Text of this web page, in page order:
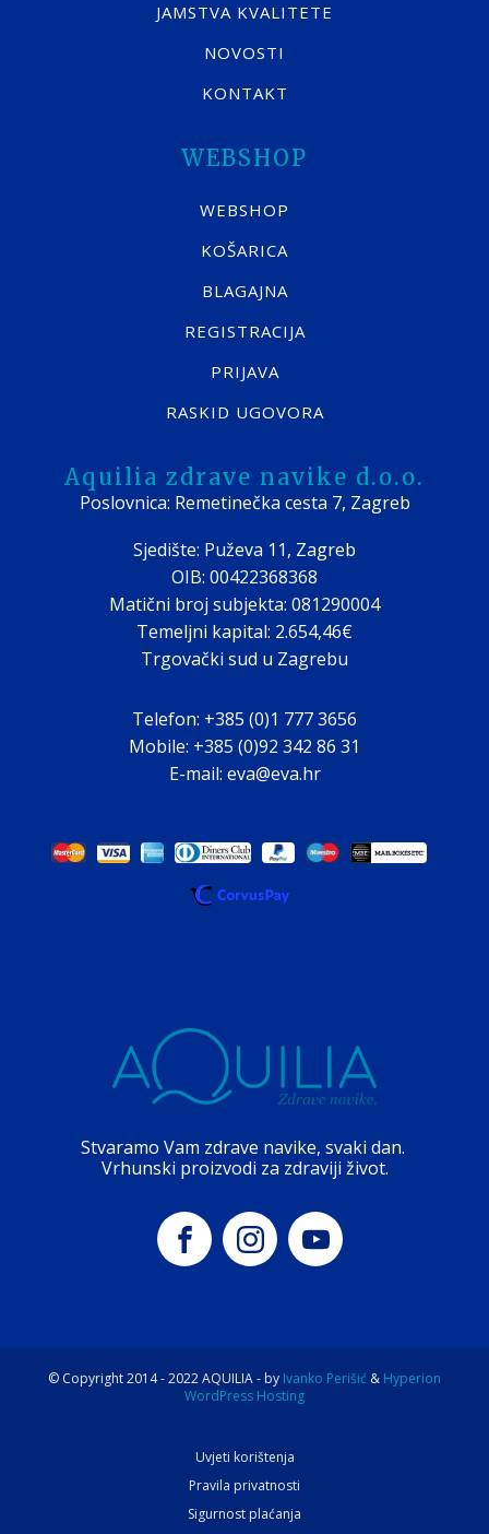
JAMSTVA KVALITETE
NOVOSTI
KONTAKT
WEBSHOP
WEBSHOP
KOŠARICA
BLAGAJNA
REGISTRACIJA
PRIJAVA
RASKID UGOVORA
Aquilia zdrave navike d.o.o.
Poslovnica: Remetinečka cesta 7, Zagreb
Sjedište: Puževa 11, Zagreb
OIB: 00422368368
Matični broj subjekta: 081290004
Temeljni kapital: 2.654,46€
Trgovački sud u Zagrebu
Telefon: +385 (0)1 777 3656
Mobile: +385 (0)92 342 86 31
E-mail: eva@eva.hr
Stvaramo Vam zdrave navike, svaki dan.
Vrhunski proizvodi za zdraviji život.
© Copyright 2014 -2022AQUILIA - by Ivanko Perišić & Hyperion
WordPress Hosting
Uvjeti korištenja
Pravila privatnosti
Sigurnost plaćanja